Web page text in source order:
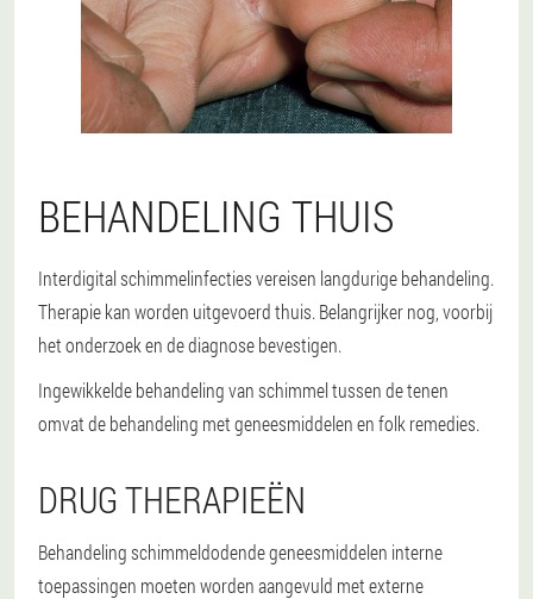
BEHANDELING THUIS
Interdigital schimmelinfecties vereisen langdurige behandeling.
Therapie kan worden uitgevoerd thuis. Belangrijker nog, voorbij
het onderzoek en de diagnose bevestigen.
Ingewikkelde behandeling van schimmel tussen de tenen
omvat de behandeling met geneesmiddelen en folk remedies.
DRUG THERAPIEËN
Behandeling schimmeldodende geneesmiddelen interne
toepassingen moeten worden aangevuld met externe